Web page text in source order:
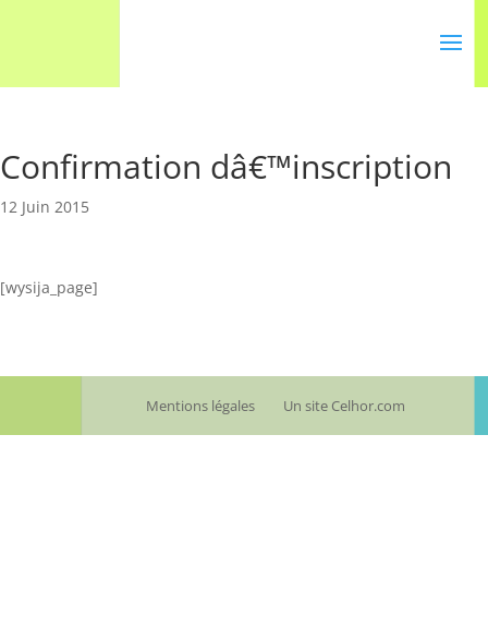
Confirmation dâ€™inscription
12 Juin 2015
[wysija_page]
Mentions légales Un site Celhor.com